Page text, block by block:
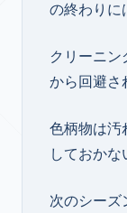
の終わりに
クリーニ
から回避さ
色柄物は汚
しておかな
次のシーズ